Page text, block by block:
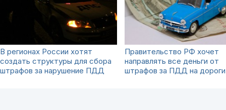
В регионах России хотят
создать структуры для сбора
штрафов за нарушение ПДД
Правительство РФ хочет
направлять все деньги от
штрафов за ПДД на дороги